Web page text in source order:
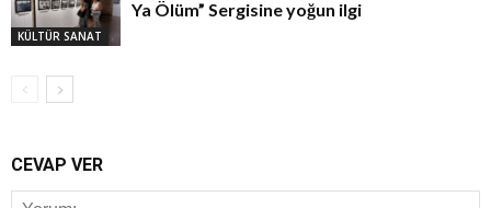
KÜLTÜR SANAT
Ya Ölüm” Sergisine yoğun ilgi
CEVAP VER